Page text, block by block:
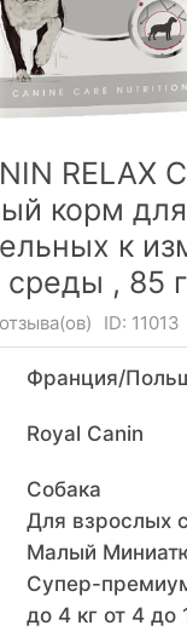
RELAX
корм
к
среды , 85 г
ID: 11013
Франция/
Royal Canin
Собака
Для взрослых
Малый
Супер-
до 4 кг от 4 до